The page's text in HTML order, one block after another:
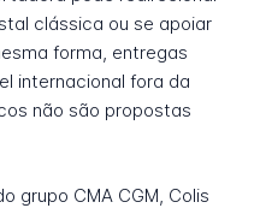
clássica ou se apoiar
forma, entregas
internacional fora da
não são propostas
grupo CMA CGM, Colis